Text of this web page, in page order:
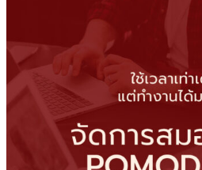
ทำงาน
ได้
มาก